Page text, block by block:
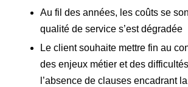
Au fil des années, les coûts se
qualité de service s’est dégradée
Le client souhaite mettre fin au
des enjeux métier et des
l’absence de clauses encadrant